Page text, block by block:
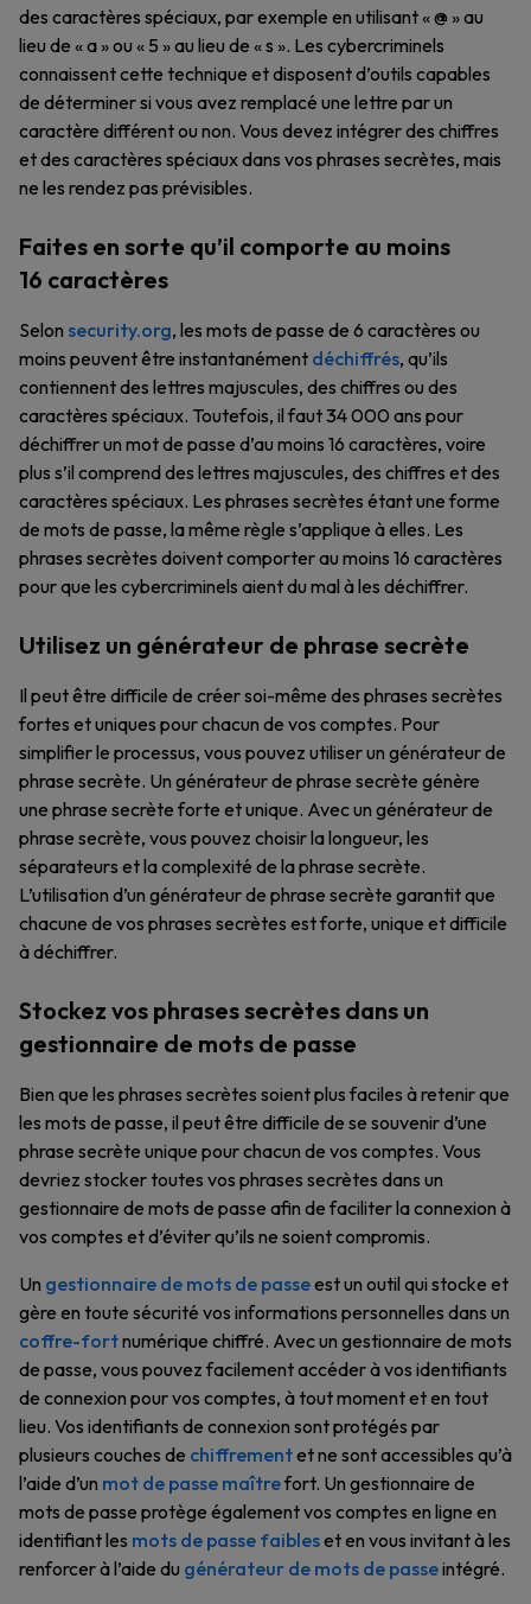
des caractères spéciaux, par exemple en utilisant « @ » au
lieu de « a » ou « 5 » au lieu de « s ». Les cybercriminels
connaissent cette technique et disposent d’outils capables
de déterminer si vous avez remplacé une lettre par un
caractère différent ou non. Vous devez intégrer des chiffres
et des caractères spéciaux dans vos phrases secrètes, mais
ne les rendez pas prévisibles.
Faites en sorte qu’il comporte au moins
16 caractères
Selon security.org, les mots de passe de 6 caractères ou
moins peuvent être instantanément déchiffrés, qu’ils
contiennent des lettres majuscules, des chiffres ou des
caractères spéciaux. Toutefois, il faut 34 000 ans pour
déchiffrer un mot de passe d’au moins 16 caractères, voire
plus s’il comprend des lettres majuscules, des chiffres et des
caractères spéciaux. Les phrases secrètes étant une forme
de mots de passe, la même règle s’applique à elles. Les
phrases secrètes doivent comporter au moins 16 caractères
pour que les cybercriminels aient du mal à les déchiffrer.
Utilisez un générateur de phrase secrète
Il peut être difficile de créer soi-même des phrases secrètes
fortes et uniques pour chacun de vos comptes. Pour
simplifier le processus, vous pouvez utiliser un générateur de
phrase secrète. Un générateur de phrase secrète génère
une phrase secrète forte et unique. Avec un générateur de
phrase secrète, vous pouvez choisir la longueur, les
séparateurs et la complexité de la phrase secrète.
L’utilisation d’un générateur de phrase secrète garantit que
chacune de vos phrases secrètes est forte, unique et difficile
à déchiffrer.
Stockez vos phrases secrètes dans un
gestionnaire de mots de passe
Bien que les phrases secrètes soient plus faciles à retenir que
les mots de passe, il peut être difficile de se souvenir d’une
phrase secrète unique pour chacun de vos comptes. Vous
devriez stocker toutes vos phrases secrètes dans un
gestionnaire de mots de passe afin de faciliter la connexion à
vos comptes et d’éviter qu’ils ne soient compromis.
Un gestionnaire de mots de passeest un outil qui stocke et
gère en toute sécurité vos informations personnelles dans un
coffre-fortnumérique chiffré. Avec un gestionnaire de mots
de passe, vous pouvez facilement accéder à vos identifiants
de connexion pour vos comptes, à tout moment et en tout
lieu. Vos identifiants de connexion sont protégés par
plusieurs couches de chiffrementet ne sont accessibles qu’à
l’aide d’un mot de passe maîtrefort. Un gestionnaire de
mots de passe protège également vos comptes en ligne en
identifiant les mots de passe faibleset en vous invitant à les
renforcer à l’aide du générateur de mots de passeintégré.